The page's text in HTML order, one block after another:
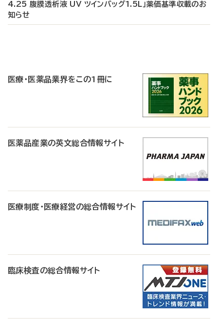
4.25 腹膜透析液 UV ツインバッグ1.5L」薬価基準収載のお
知らせ
医療・医薬品業界をこの1冊に
医薬品産業の英文総合情報サイト
医療制度・医療経営の総合情報サイト
臨床検査の総合情報サイト